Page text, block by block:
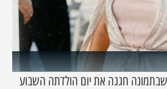
חגגה את יום הולדתה השבוע